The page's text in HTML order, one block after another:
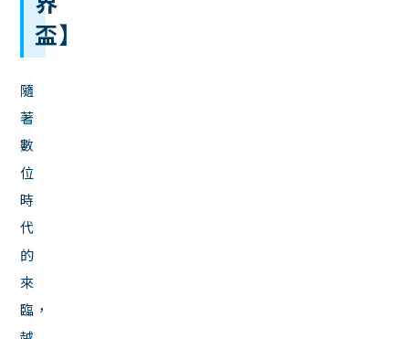
盃】
隨
著
數
位
時
代
的
來
臨，